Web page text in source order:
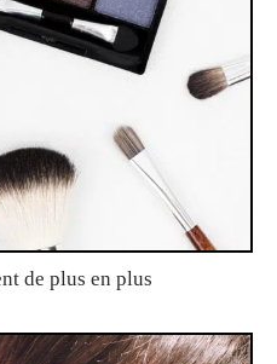
de plus en plus